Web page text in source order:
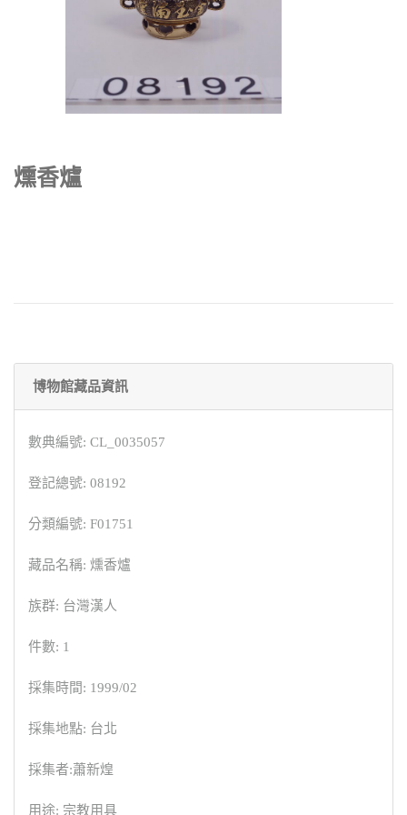
燻香爐
博物館藏品資訊
數典編號: CL_0035057
登記總號: 08192
分類編號: F01751
藏品名稱: 燻香爐
族群: 台灣漢人
件數: 1
採集時間: 1999/02
採集地點: 台北
採集者:蕭新煌
用途: 宗教用具